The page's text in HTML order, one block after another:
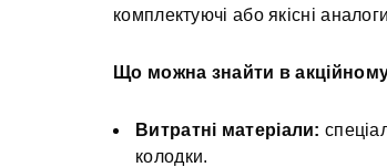
комплектуючі або якісні
Що можна знайти в акційному
Витратні матеріали:
колодки.